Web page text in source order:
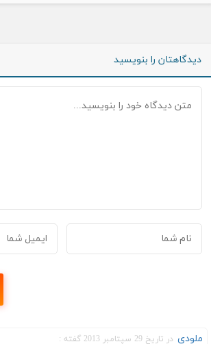
دیدگاهتان را بنویسید
ملودی در تاریخ 29 سپتامبر 2013 گفته :